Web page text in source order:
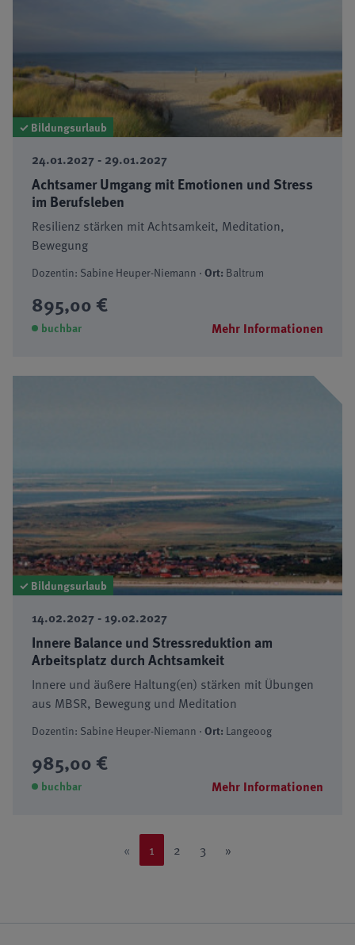
✓ Bildungsurlaub
24.01.2027 - 29.01.2027
Achtsamer Umgang mit Emotionen und Stress
im Berufsleben
Resilienz stärken mit Achtsamkeit, Meditation,
Bewegung
Dozentin: Sabine Heuper-Niemann ·Ort: Baltrum
895,00 €
buchbar Mehr Informationen
✓ Bildungsurlaub
14.02.2027 - 19.02.2027
Innere Balance und Stressreduktion am
Arbeitsplatz durch Achtsamkeit
Innere und äußere Haltung(en) stärken mit Übungen
aus MBSR, Bewegung und Meditation
Dozentin: Sabine Heuper-Niemann ·Ort: Langeoog
985,00 €
buchbar Mehr Informationen
« 1 2 3 »